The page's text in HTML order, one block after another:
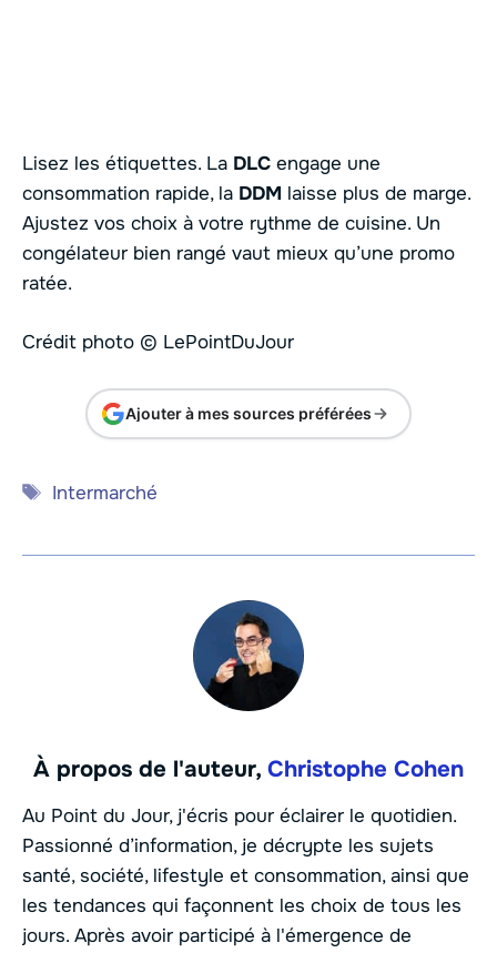
Lisez les étiquettes. La DLC engage une
consommation rapide, la DDM laisse plus de marge.
Ajustez vos choix à votre rythme de cuisine. Un
congélateur bien rangé vaut mieux qu’une promo
ratée.
Crédit photo © LePointDuJour
Ajouter à mes sources préférées
Étiquettes
Intermarché
À propos de l'auteur, Christophe Cohen
Au Point du Jour, j'écris pour éclairer le quotidien.
Passionné d’information, je décrypte les sujets
santé, société, lifestyle et consommation, ainsi que
les tendances qui façonnent les choix de tous les
jours. Après avoir participé à l'émergence de